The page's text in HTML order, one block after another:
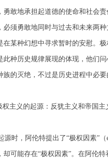
勇敢地承担起道德的使命和社会
必须勇敢地同时与过去和未来两
在某种幻想中寻求暂时的安慰。
此种历史规律展现的体现，他们
族的灭绝，不过是历史进程中必
源：反犹主义和帝国主
时，阿伦特提出了“极权因素”（
却可能存在“极权因素”。在阿伦